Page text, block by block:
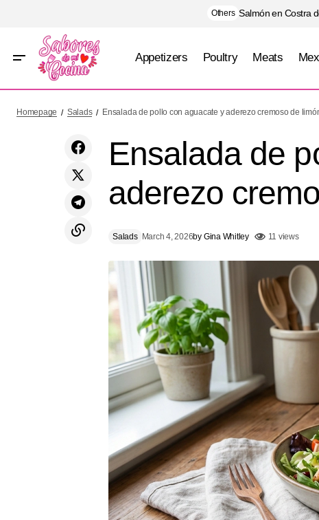
Others Salmón en Costra
Appetizers Poultry Meats
with roasted carrots
Salads
Homepage Salads Ensalada de pollo con aguacate y aderezo cremoso de
Ensalada de
aderezo
Salads March 4, 2026by Gina Whitley 11 views